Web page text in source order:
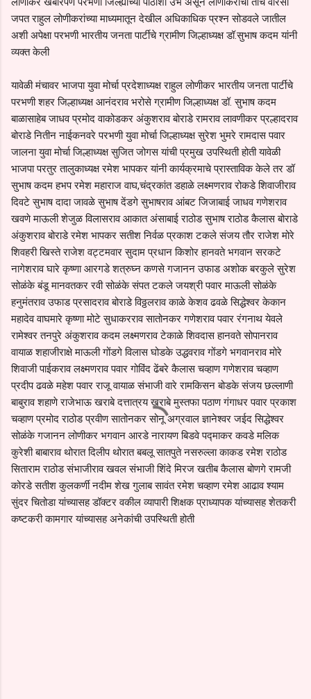
जपत राहुल लोणीकरांच्या माध्यमातून देखील अधिकाधिक प्रश्न सोडवले जातील
अशी अपेक्षा परभणी भारतीय जनता पार्टीचे ग्रामीण जिल्हाध्यक्ष डॉ.सुभाष कदम यांनी
व्यक्त केली
यावेळी मंचावर भाजपा युवा मोर्चा प्रदेशाध्यक्ष राहुल लोणीकर भारतीय जनता पार्टीचे
परभणी शहर जिल्हाध्यक्ष आनंदराव भरोसे ग्रामीण जिल्हाध्यक्ष डॉ. सुभाष कदम
बाळासाहेब जाधव प्रमोद वाकोडकर अंकुशराव बोराडे रामराव लावणीकर प्रल्हादराव
बोराडे नितीन नाईकनवरे परभणी युवा मोर्चा जिल्हाध्यक्ष सुरेश भुमरे रामदास पवार
जालना युवा मोर्चा जिल्हाध्यक्ष सुजित जोगस यांची प्रमुख उपस्थिती होती यावेळी
भाजपा परतुर तालुकाध्यक्ष रमेश भापकर यांनी कार्यक्रमाचे प्रास्ताविक केले तर डॉ
सुभाष कदम हभप रमेश महाराज वाघ,चंद्रकांत डहाळे लक्ष्मणराव रोकडे शिवाजीराव
दिवटे सुभाष दादा जावळे सुभाष देंडगे सुभाषराव आंबट जिजाबाई जाधव गणेशराव
खवणे माऊली शेजुळ विलासराव आकात अंसाबाई राठोड सुभाष राठोड कैलास बोराडे
अंकुशराव बोराडे रमेश भापकर सतीश निर्वळ प्रकाश टकले संजय तौर राजेश मोरे
शिवहरी खिस्ते राजेश वट्टमवार सुदाम प्रधान किशोर हानवते भगवान सरकटे
नागेशराव घारे कृष्णा आरगडे शत्रुघ्न कणसे गजानन उफाड अशोक बरकुले सुरेश
सोळंके बंडू मानवतकर रवी सोळंके संपत टकले जयश्री पवार माऊली सोळंके
हनुमंतराव उफाड प्रसादराव बोराडे विठ्ठलराव काळे केशव ढवळे सिद्धेश्वर केकान
महादेव वाघमारे कृष्णा मोटे सुधाकरराव सातोनकर गणेशराव पवार रंगनाथ येवले
रामेश्वर तनपुरे अंकुशराव कदम लक्ष्मणराव टेकाळे शिवदास हानवते सोपानराव
वायाळ शहाजीराक्षे माऊली गोंडगे विलास घोडके उद्धवराव गोंडगे भगवानराव मोरे
शिवाजी पाईकराव लक्ष्मणराव पवार गोविंद ढेंबरे कैलास चव्हाण गणेशराव चव्हाण
प्रदीप ढवळे महेश पवार राजू वायाळ संभाजी वारे रामकिसन बोडके संजय छल्लाणी
बाबुराव शहाणे राजेभाऊ खराबे दत्तात्रय खराबे मुस्तफा पठाण गंगाधर पवार प्रकाश
चव्हाण प्रमोद राठोड प्रवीण सातोनकर सोनू अग्रवाल ज्ञानेश्वर जईद सिद्धेश्वर
सोळंके गजानन लोणीकर भगवान आरडे नारायण बिडवे पद्माकर कवडे मलिक
कुरेशी बाबाराव थोरात दिलीप थोरात बबलू सातपुते नसरुल्ला काकड रमेश राठोड
सिताराम राठोड संभाजीराव खवल संभाजी शिंदे मिरज खतीब कैलास बोणगे रामजी
कोरडे सतीश कुलकर्णी नदीम शेख गुलाब सावंत रमेश चव्हाण रमेश आढाव श्याम
सुंदर चितोडा यांच्यासह डॉक्टर वकील व्यापारी शिक्षक प्राध्यापक यांच्यासह शेतकरी
कष्टकरी कामगार यांच्यासह अनेकांची उपस्थिती होती